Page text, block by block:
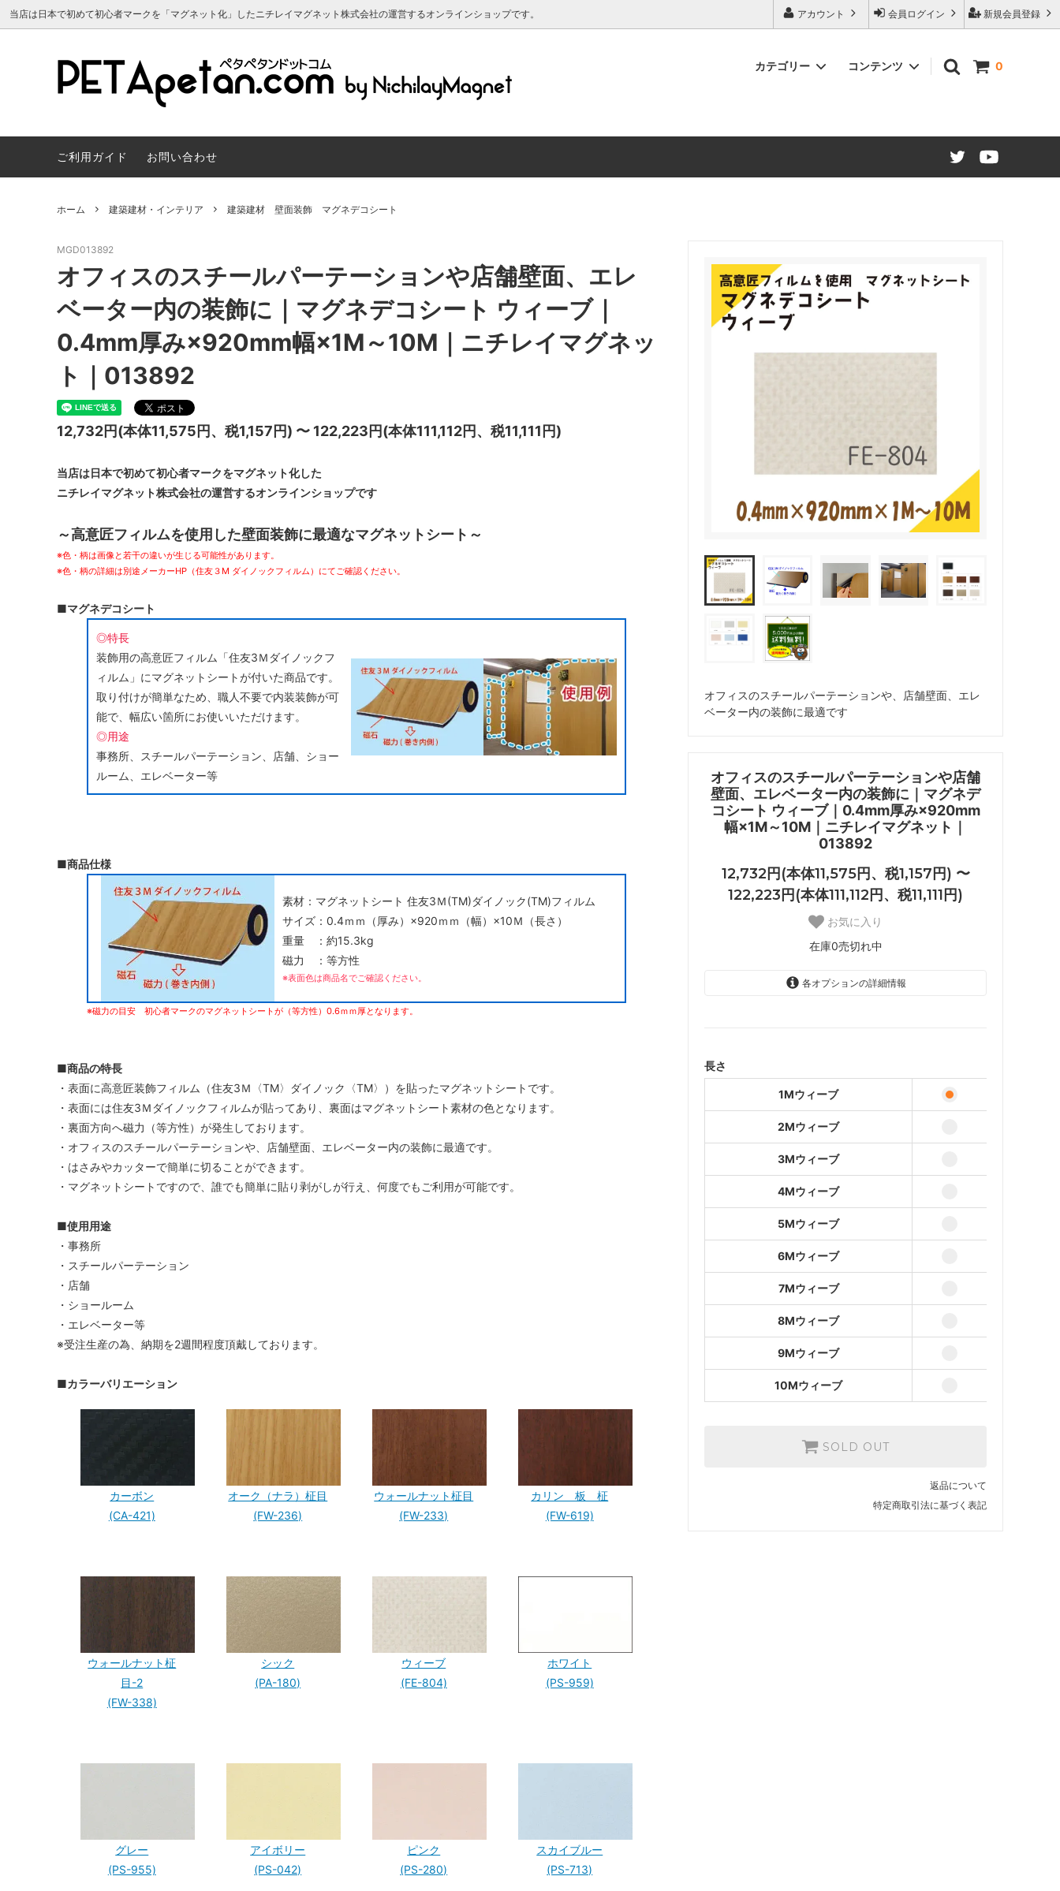
新規会員登録
会員ログイン
アカウント
当店は日本で初めて初心者マークを「マグネット化」したニチレイマグネット株式会社の運営するオンラインショップです。
0
カテゴリー
マグネットシート 両面カラー
マグネット販促・OEM／ノベルティ制
車用マグネット（高齢者マーク・もみじ
マーク・よつばマーク）
【特価品】マグネットシート端材（糊付
き・原反）
コンテンツ
作について
ご利用ガイド お問い合わせ
ホーム 建築建材・インテリア 建築建材 壁面装飾 マグネデコシート
オフィスのスチールパーテーションや、店舗壁面、エレ
ベーター内の装飾に最適です
オフィスのスチールパーテーションや店舗
壁面、エレベーター内の装飾に｜マグネデ
コシート ウィーブ｜0.4mm厚み×920mm
幅×1M～10M｜ニチレイマグネット｜
013892
12,732円(本体11,575円、税1,157円) 〜
122,223円(本体111,112円、税11,111円)
お気に入り
在庫0売切れ中
各オプションの詳細情報
3Mウィーブ
49,398円(本体44,908円、税
5,601円)
8Mウィーブ
10,046円)
122,223円(本体111,112円、税
11,111円)
長さ
1Mウィーブ
2Mウィーブ
3Mウィーブ
4Mウィーブ
5Mウィーブ
6Mウィーブ
7Mウィーブ
8Mウィーブ
9Mウィーブ
10Mウィーブ
SOLD OUT
返品について
特定商取引法に基づく表記
MGD013892
オフィスのスチールパーテーションや店舗壁面、エレ
ベーター内の装飾に｜マグネデコシート ウィーブ｜
0.4mm厚み×920mm幅×1M～10M｜ニチレイマグネッ
ト｜013892
12,732円(本体11,575円、税1,157円) 〜 122,223円(本体111,112円、税11,111円)
当店は日本で初めて初心者マークをマグネット化した
ニチレイマグネット株式会社の運営するオンラインショップです
～高意匠フィルムを使用した壁面装飾に最適なマグネットシート～
※色・柄は画像と若干の違いが生じる可能性があります。
※色・柄の詳細は別途メーカーHP（住友３M ダイノックフィルム）にてご確認ください。
■マグネデコシート
◎特長
装飾用の高意匠フィルム「住友3Ｍダイノックフ
ィルム」にマグネットシートが付いた商品です。
取り付けが簡単なため、職人不要で内装装飾が可
能で、幅広い箇所にお使いいただけます。
◎用途
事務所、スチールパーテーション、店舗、ショー
ルーム、エレベーター等
■商品仕様
素材：マグネットシート 住友3Ｍ(TM)ダイノック(TM)フィルム
サイズ：0.4ｍｍ（厚み）×920ｍｍ（幅）×10Ｍ（長さ）
重量 ：約15.3kg
磁力 ：等方性
※表面色は商品名でご確認ください。
※磁力の目安 初心者マークのマグネットシートが（等方性）0.6ｍｍ厚となります。
■商品の特長
・表面に高意匠装飾フィルム（住友3Ｍ〈TM〉ダイノック〈TM〉）を貼ったマグネットシートです。
・表面には住友3Ｍダイノックフィルムが貼ってあり、裏面はマグネットシート素材の色となります。
・裏面方向へ磁力（等方性）が発生しております。
・オフィスのスチールパーテーションや、店舗壁面、エレベーター内の装飾に最適です。
・はさみやカッターで簡単に切ることができます。
・マグネットシートですので、誰でも簡単に貼り剥がしが行え、何度でもご利用が可能です。
■使用用途
・事務所
・スチールパーテーション
・店舗
・ショールーム
・エレベーター等
※受注生産の為、納期を2週間程度頂戴しております。
■カラーバリエーション
カーボン
(CA-421)
オーク（ナラ）柾目
(FW-236)
ウォールナット柾目
(FW-233)
カリン 板 柾
(FW-619)
ウォールナット柾
目-2
(FW-338)
シック
(PA-180)
ウィーブ
(FE-804)
ホワイト
(PS-959)
グレー
(PS-955)
アイボリー
(PS-042)
ピンク
(PS-280)
スカイブルー
(PS-713)